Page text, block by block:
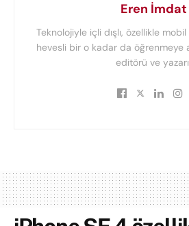
Eren İmdat
Teknolojiyle içli dışlı, özellikle
hevesli bir o kadar da öğrenmeye
editörü ve